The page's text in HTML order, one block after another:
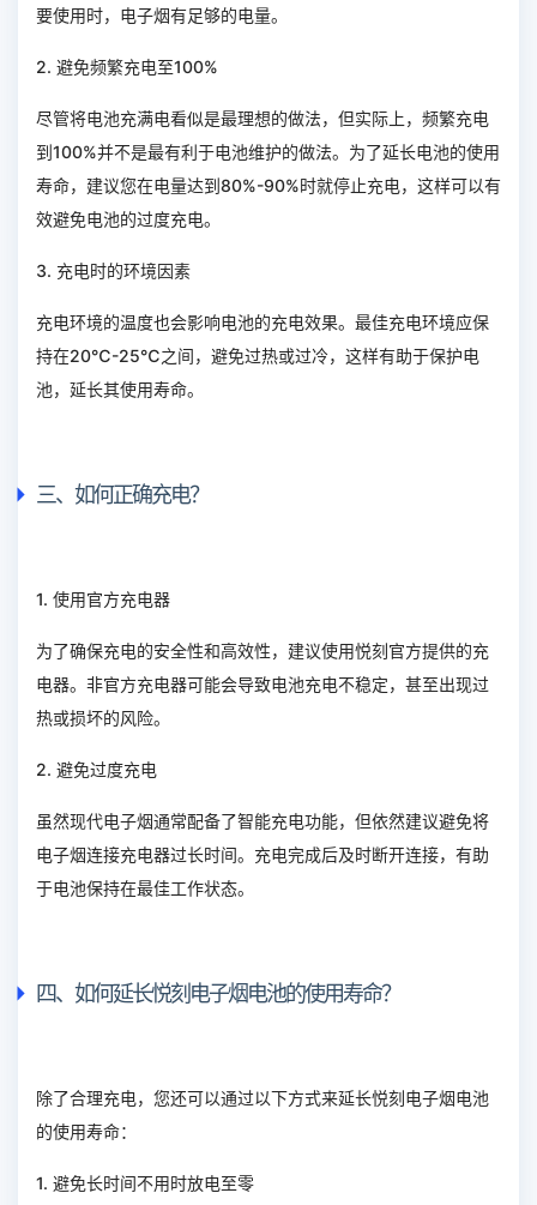
要使用时，电子烟有足够的电量。
2. 避免频繁充电至100%
尽管将电池充满电看似是最理想的做法，但实际上，频繁充电
到100%并不是最有利于电池维护的做法。为了延长电池的使用
寿命，建议您在电量达到80%-90%时就停止充电，这样可以有
效避免电池的过度充电。
3. 充电时的环境因素
充电环境的温度也会影响电池的充电效果。最佳充电环境应保
持在20℃-25℃之间，避免过热或过冷，这样有助于保护电
池，延长其使用寿命。
三、如何正确充电？
1. 使用官方充电器
为了确保充电的安全性和高效性，建议使用悦刻官方提供的充
电器。非官方充电器可能会导致电池充电不稳定，甚至出现过
热或损坏的风险。
2. 避免过度充电
虽然现代电子烟通常配备了智能充电功能，但依然建议避免将
电子烟连接充电器过长时间。充电完成后及时断开连接，有助
于电池保持在最佳工作状态。
四、如何延长悦刻电子烟电池的使用寿命？
除了合理充电，您还可以通过以下方式来延长悦刻电子烟电池
的使用寿命：
1. 避免长时间不用时放电至零